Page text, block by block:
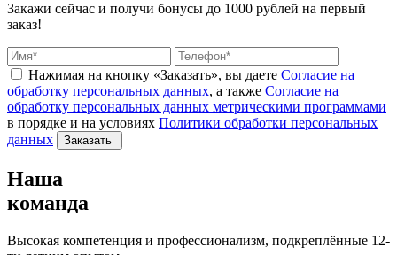
Закажи сейчас и получи бонусы до 1000 рублей на первый
заказ!
Нажимая на кнопку «Заказать», вы даете Согласие на
обработку персональных данных, а также Согласие на
обработку персональных данных метрическими программами
в порядке и на условиях Политики обработки персональных
данных
Заказать
Наша
команда
Высокая компетенция и профессионализм, подкреплённые 12-